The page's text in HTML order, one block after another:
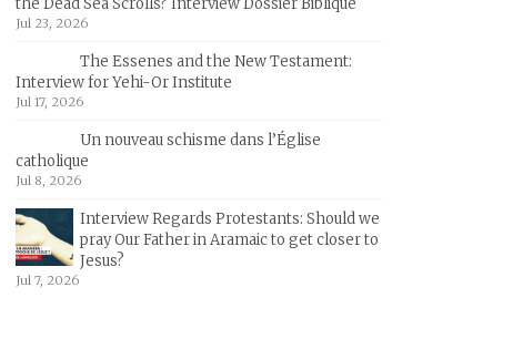
the Dead Sea Scrolls? Interview Dossier Biblique
Jul 23, 2026
The Essenes and the New Testament:
Interview for Yehi-Or Institute
Jul 17, 2026
Un nouveau schisme dans l’Église
catholique
Jul 8, 2026
Interview Regards Protestants: Should we
pray Our Father in Aramaic to get closer to
Jesus?
Jul 7, 2026